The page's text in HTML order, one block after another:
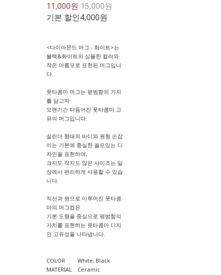
11,000원 15,000원
기본 할인4,000원
<다이아몬드 머그 - 화이트>는
블랙&화이트의 심플한 컬러와
작은 마름모로 표현된 머그입니
다.
풋타콤마 머그는 평범함의 가치
를 담고자
오랜기간 다듬어진 풋타콤마 고
유의 머그입니다.
실린더 형태의 바디와 원형 손잡
이는 기본에 충실한 쓸모있는 디
자인을 표현하며,
크지도 작지도 않은 사이즈는 일
상에서 편리하게 사용할 수 있습
니다.
직선과 원으로 이루어진 풋타콤
마의 머그컵은
기본 도형을 중심으로 평범함의
가치를 표현하는 풋타콤마 디자
인 고유성을 나타냅니다.
COLOR White, Black
MATERIAL Ceramic